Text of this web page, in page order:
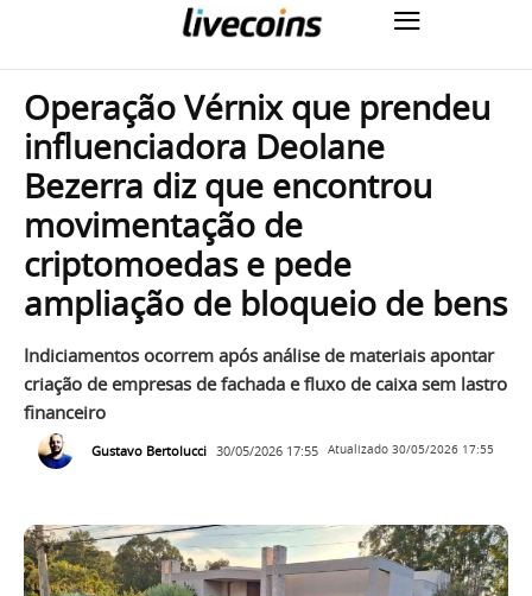
Operação Vérnix que prendeu
influenciadora Deolane
Bezerra diz que encontrou
movimentação de
criptomoedas e pede
ampliação de bloqueio de bens
Indiciamentos ocorrem após análise de materiais apontar
criação de empresas de fachada e fluxo de caixa sem lastro
financeiro
Gustavo Bertolucci 30/05/2026 17:55 Atualizado 30/05/2026 17:55